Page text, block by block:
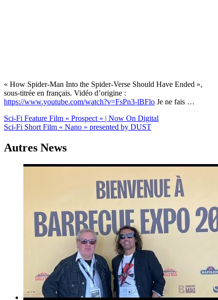
« How Spider-Man Into the Spider-Verse Should Have Ended »,
sous-titrée en français. Vidéo d’origine :
https://www.youtube.com/watch?v=FsPn3-lBFlo Je ne fais …
Navigation
de
l’article
Sci-Fi Feature Film « Prospect » | Now On Digital
Sci-Fi Short Film « Nano » presented by DUST
Autres News